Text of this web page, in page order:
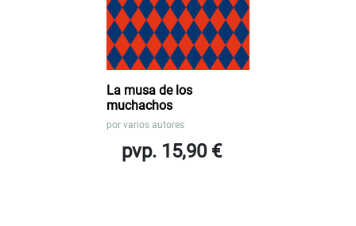
La musa de los
muchachos
por varios autores
pvp. 15,90 €